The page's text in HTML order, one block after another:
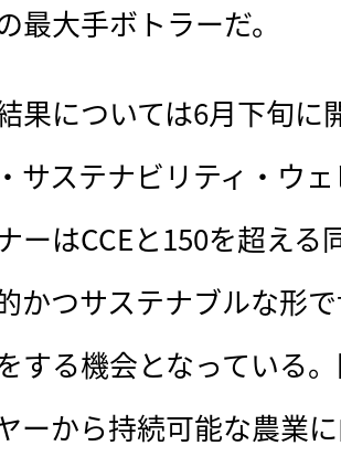
最大手ボトラーだ。
果については6月下旬に
サステナビリティ・ウ
ーはCCEと150を超える
かつサステナブルな形
する機会となっている
ーから持続可能な農業